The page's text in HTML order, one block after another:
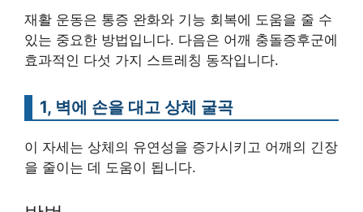
재활 운동은 통증 완화와 기능 회복에 도움을 줄 수
있는 중요한 방법입니다. 다음은 어깨 충돌증후군에
효과적인 다섯 가지 스트레칭 동작입니다.
1, 벽에 손을 대고 상체 굴곡
이 자세는 상체의 유연성을 증가시키고 어깨의 긴장
을 줄이는 데 도움이 됩니다.